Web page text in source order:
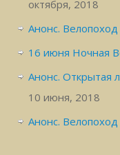
октября, 2018
Анонс.
16 июня Ночная
Анонс.
10 июня, 2018
Анонс.